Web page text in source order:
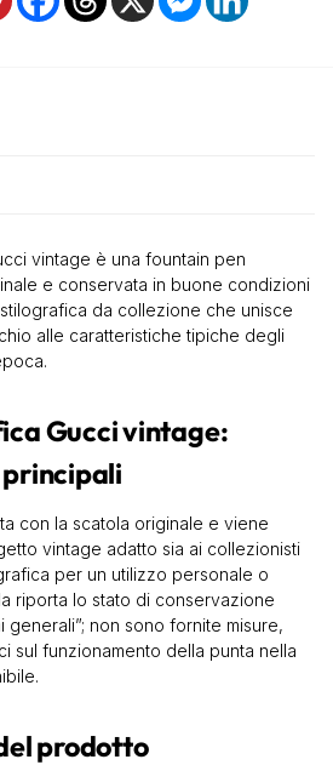
vintage è una fountain pen
e conservata in buone condizioni
da collezione che unisce
alle caratteristiche tipiche degli
Gucci vintage:
con la scatola originale e viene
vintage adatto sia ai collezionisti
per un utilizzo personale o
riporta lo stato di conservazione
non sono fornite misure,
sul funzionamento della punta nella
prodotto